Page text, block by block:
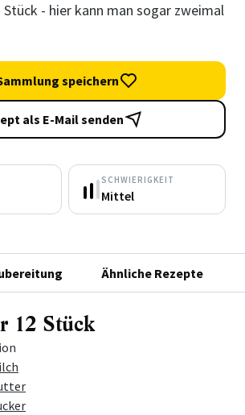
- hier kann man sogar zweimal
speichern
als E-Mail senden
SCHWIERIGKEIT
Mittel
Ähnliche Rezepte
12 Stück